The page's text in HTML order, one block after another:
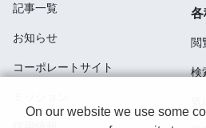
記事一覧
お知らせ
コーポレートサイト
閲
検
On our website we use some